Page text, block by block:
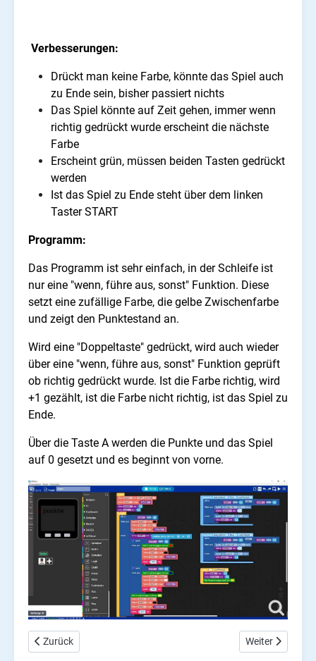
Verbesserungen:
Drückt man keine Farbe, könnte das Spiel auch
zu Ende sein, bisher passiert nichts
Das Spiel könnte auf Zeit gehen, immer wenn
richtig gedrückt wurde erscheint die nächste
Farbe
Erscheint grün, müssen beiden Tasten gedrückt
werden
Ist das Spiel zu Ende steht über dem linken
Taster START
Programm:
Das Programm ist sehr einfach, in der Schleife ist
nur eine "wenn, führe aus, sonst" Funktion. Diese
setzt eine zufällige Farbe, die gelbe Zwischenfarbe
und zeigt den Punktestand an.
Wird eine "Doppeltaste" gedrückt, wird auch wieder
über eine "wenn, führe aus, sonst" Funktion geprüft
ob richtig gedrückt wurde. Ist die Farbe richtig, wird
+1 gezählt, ist die Farbe nicht richtig, ist das Spiel zu
Ende.
Über die Taste A werden die Punkte und das Spiel
auf 0 gesetzt und es beginnt von vorne.
Vorheriger Beitrag: M5Stack & UiFlow +/- Zähler
Zurück Nächster
Weiter